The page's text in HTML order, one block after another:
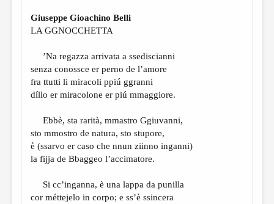
СТРАНИЦЫ ПАМЯТИ
ОБЪЯВЛЕНИЯ
КОЛОНКА РЕДАКТОРА
РЕДКОЛЛЕГИЯ
МАЛАЯ ПРОЗА
ЭССЕИСТИКА
ЛИТЕРАТУРОВЕДЕНИЕ
КУЛЬТУРОВЕДЕНИЕ
Giuseppe Gioachino Belli
LA GGNOCCHETTA
’Na regazza arrivata a ssediscianni
senza conossce er perno de l’amore
fra ttutti li miracoli ppiú ggranni
díllo er miracolone er piú mmaggiore.
Ebbè, sta rarità, mmastro Ggiuvanni,
sto mmostro de natura, sto stupore,
è (ssarvo er caso che nnun ziinno inganni)
la fijja de Bbaggeo l’accimatore.
Si cc’inganna, è una lappa da punilla
cor méttejelo in corpo; e ss’è ssincera